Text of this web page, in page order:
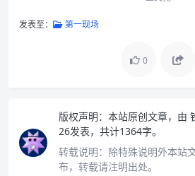
发表至： 第一现场
0
版权声明： 本站原创文章，由
26发表，共计1364字。
转载说明： 除特殊说明外本站
布，转载请注明出处。